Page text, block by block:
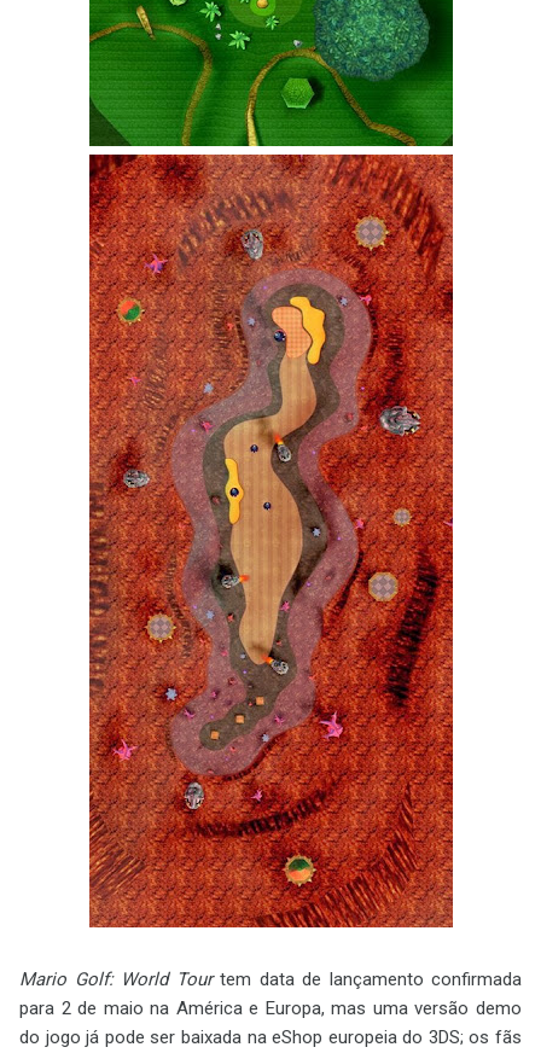
Mario Golf: World Tourtem data de lançamento confirmada
para 2 de maio na América e Europa, mas uma versão demo
do jogo já pode ser baixada na eShop europeia do 3DS; os fãs